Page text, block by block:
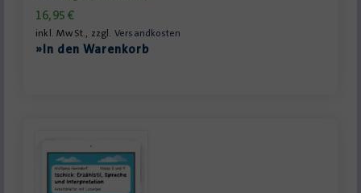
16,95€
inkl. MwSt., zzgl. Versandkosten
»In den Warenkorb